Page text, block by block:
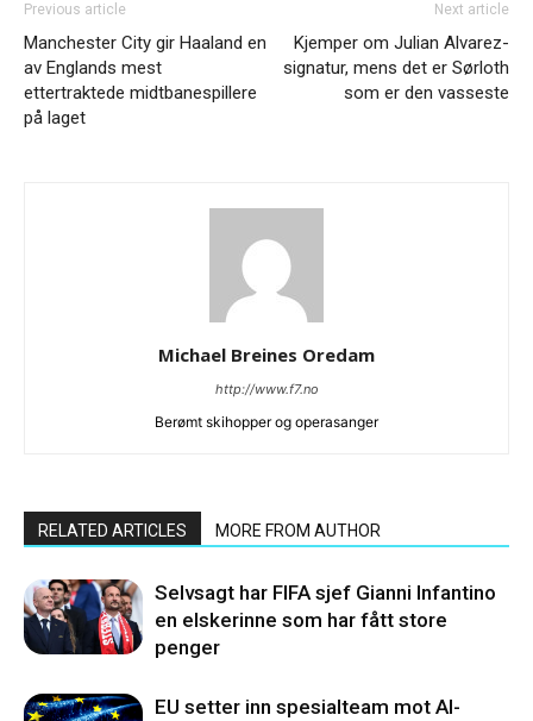
Previous article
Manchester City gir Haaland en
av Englands mest
ettertraktede midtbanespillere
på laget
Next article
Kjemper om Julian Alvarez-
signatur, mens det er Sørloth
som er den vasseste
Michael Breines Oredam
http://www.f7.no
Berømt skihopper og operasanger
RELATED ARTICLES MORE FROM AUTHOR
Selvsagt har FIFA sjef Gianni Infantino
en elskerinne som har fått store
penger
EU setter inn spesialteam mot AI-